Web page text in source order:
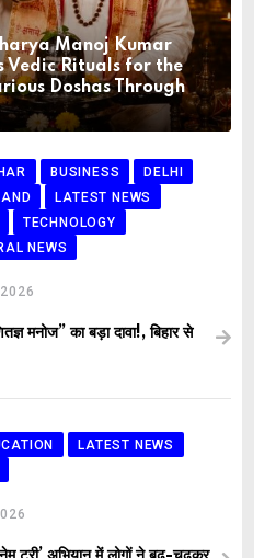
Manoj Kumar
Vedic Rituals for the
Doshas Through
BUSINESS
DELHI
LATEST NEWS
TECHNOLOGY
NEWS
मनोज” का बड़ा दावा!, बिहार से
LATEST NEWS